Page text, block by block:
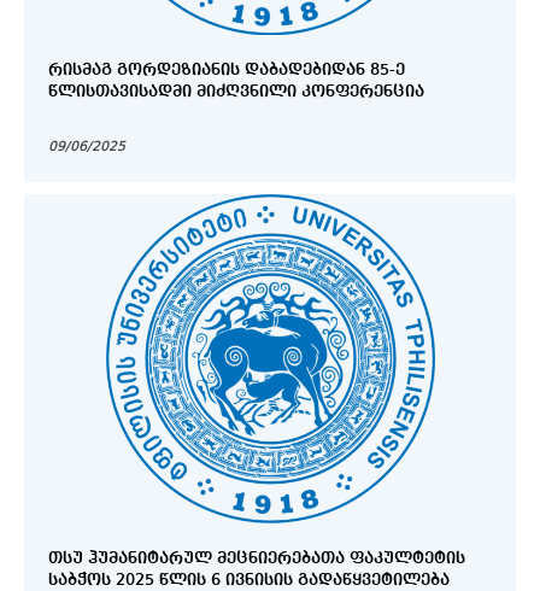
ᲠᲘᲡᲛᲐᲒ ᲒᲝᲠᲓᲔᲖᲘᲐᲜᲘᲡ ᲓᲐᲑᲐᲓᲔᲑᲘᲓᲐᲜ 85-Ე
ᲬᲚᲘᲡᲗᲐᲕᲘᲡᲐᲓᲛᲘ ᲛᲘᲫᲦᲕᲜᲘᲚᲘ ᲙᲝᲜᲤᲔᲠᲔᲜᲪᲘᲐ
09/06/2025
ᲗᲡᲣ ᲰᲣᲛᲐᲜᲘᲢᲐᲠᲣᲚ ᲛᲔᲪᲜᲘᲔᲠᲔᲑᲐᲗᲐ ᲤᲐᲙᲣᲚᲢᲔᲢᲘᲡ
ᲡᲐᲑᲭᲝᲡ 2025 ᲬᲚᲘᲡ 6 ᲘᲕᲜᲘᲡᲘᲡ ᲒᲐᲓᲐᲬᲧᲕᲔᲢᲘᲚᲔᲑᲐ